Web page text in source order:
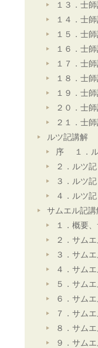
１３．士
１４．士
１５．士
１６．士
１７．士
１８．士
１９．士
２０．士
２１．士
ルツ記講解
序 １．ル
２．ルツ
３．ルツ
４．ルツ
サムエル記講
１．概要
２．サム
３．サム
４．サム
５．サム
６．サム
７．サム
８．サム
９．サム